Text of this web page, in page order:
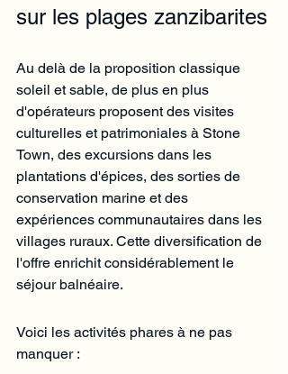
sur les plages zanzibarites
Au delà de la proposition classique
soleil et sable, de plus en plus
d'opérateurs proposent des visites
culturelles et patrimoniales à Stone
Town, des excursions dans les
plantations d'épices, des sorties de
conservation marine et des
expériences communautaires dans les
villages ruraux. Cette diversification de
l'offre enrichit considérablement le
séjour balnéaire.
Voici les activités phares à ne pas
manquer :